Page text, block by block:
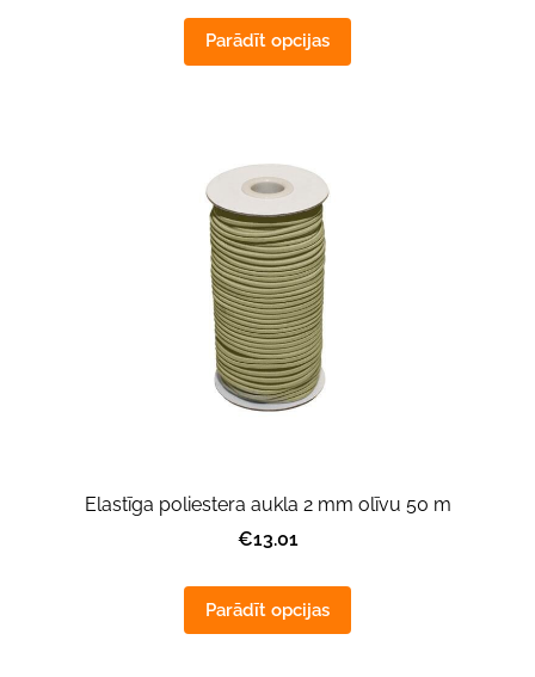
Parādīt opcijas
Elastīga poliestera aukla 2 mm olīvu 50 m
€13.01
Parādīt opcijas